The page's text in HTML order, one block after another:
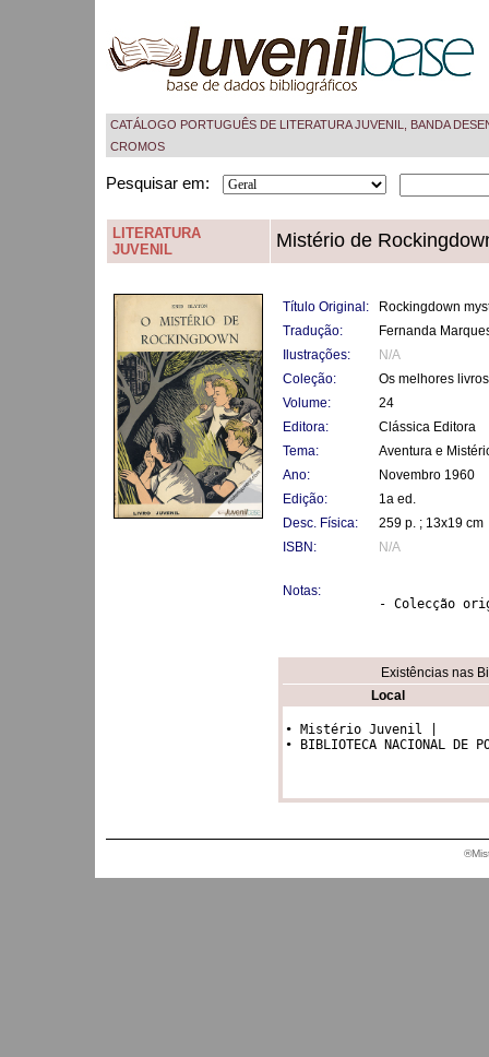
CATÁLOGO PORTUGUÊS DE LITERATURA JUVENIL, BANDA
CROMOS
Pesquisar em:
LITERATURA
JUVENIL
Mistério de
Título Original:
Rockingdown
Tradução:
Fernanda
Ilustrações:
N/A
Coleção:
Os melhores
Volume:
24
Editora:
Clássica Editora
Tema:
Aventura e
Ano:
Novembro 1960
Edição:
1a ed.
Desc. Física:
259 p. ; 13x19 cm
ISBN:
N/A
Notas:
- Colecção
Existências nas
Local
• Mistério Juvenil |
• BIBLIOTECA NACIONAL